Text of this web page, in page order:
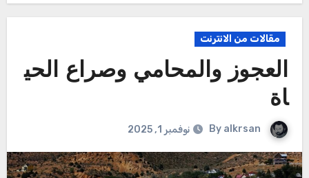
مقالات من الانترنت
العجوز والمحامي وصراع الحي
اة
By alkrsan نوفمبر 1, 2025